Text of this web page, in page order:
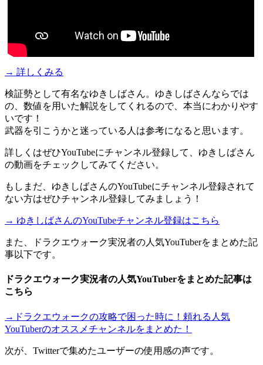
→ 詳しくみる
検証勢として有名なゆきしばさん。ゆきしばさんならでは
の、数値を用いた解説をしてくれるので、本当にわかりやす
いです！
武器を引こうかと迷っている人は参考になると思います。
詳しくはぜひYouTubeにチャンネル登録して、ゆきしばさん
の動画をチェックしてみてください。
もしまだ、ゆきしばさんのYouTubeにチャンネル登録されて
ない方はぜひチャンネル登録してみましょう！
→ ゆきしばさんのYouTubeチャンネル登録はこちら
また、ドラクエウォーク実況者の人気YouTuberをまとめた記
事以下です。
ドラクエウォーク実況者の人気YouTuberをまとめた記事は
こちら
→ドラクエウォークの攻略で困った時に！頼れる人気
YouTuberのオススメチャンネルをまとめた！
次が、Twitterで集めたユーザーの使用感の声です。